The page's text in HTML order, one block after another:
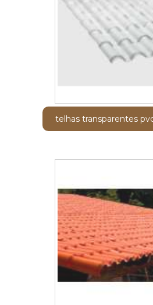
telhas transparentes